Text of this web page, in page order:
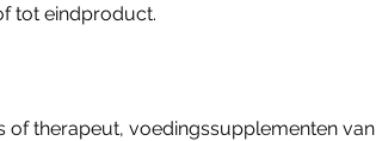
tot eindproduct.
therapeut, voedingssupplementen